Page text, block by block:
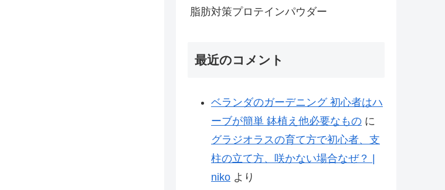
脂肪対策プロテインパウダー
最近のコメント
ベランダのガーデニング 初心者はハ
ーブが簡単 鉢植え他必要なもの に
グラジオラスの育て方で初心者、支
柱の立て方、咲かない場合なぜ？ |
niko より